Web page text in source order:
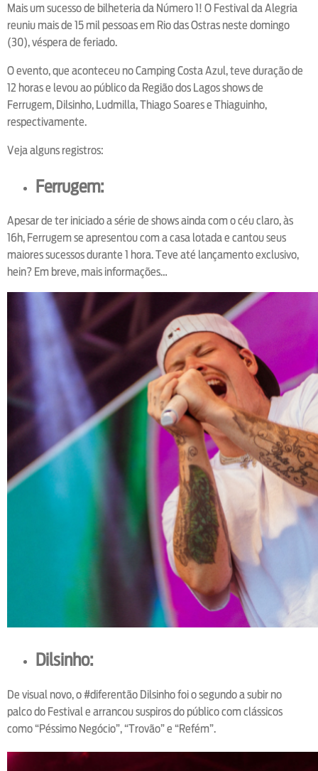
Mais um sucesso de bilheteria da Número 1! O Festival da Alegria
reuniu mais de 15 mil pessoas em Rio das Ostras neste domingo
(30), véspera de feriado.
O evento, que aconteceu no Camping Costa Azul, teve duração de
12 horas e levou ao público da Região dos Lagos shows de
Ferrugem, Dilsinho, Ludmilla, Thiago Soares e Thiaguinho,
respectivamente.
Veja alguns registros:
Ferrugem:
Apesar de ter iniciado a série de shows ainda com o céu claro, às
16h, Ferrugem se apresentou com a casa lotada e cantou seus
maiores sucessos durante 1 hora. Teve até lançamento exclusivo,
hein? Em breve, mais informações…
Dilsinho:
De visual novo, o #diferentão Dilsinho foi o segundo a subir no
palco do Festival e arrancou suspiros do público com clássicos
como “Péssimo Negócio”, “Trovão” e “Refém”.